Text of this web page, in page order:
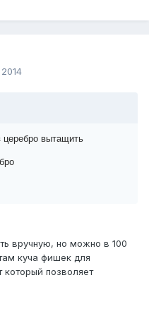
церебро вытащить
вручную, но можно в 100
куча фишек для
который позволяет